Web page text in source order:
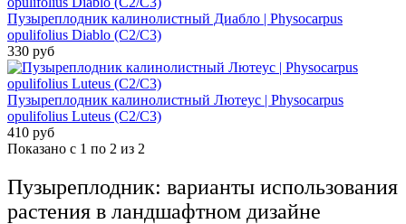
Пузыреплодник калинолистный Диабло | Physocarpus
opulifolius Diablo (С2/С3)
330 руб
Пузыреплодник калинолистный Лютеус | Physocarpus
opulifolius Luteus (С2/С3)
410 руб
Показано с 1 по 2 из 2
Пузыреплодник: варианты использования
растения в ландшафтном дизайне